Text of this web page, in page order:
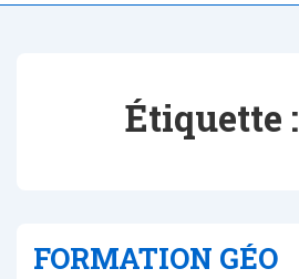
principal
Étiquette :
FORMATION GÉO